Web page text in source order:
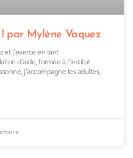
par Mylène Vaquez
et j’exerce en tant
d’aide, formée à l’Institut
j’accompagne les adultes,